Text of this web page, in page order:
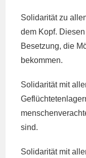
Solidarität zu
dem Kopf.
Besetzung, die
bekommen.
Solidarität mit
sind.
Solidarität mit